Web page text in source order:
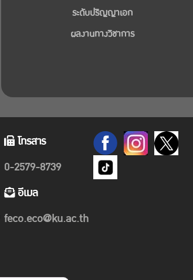
ระดับปริญญาเอก
ผลงานทางวิชาการ
โทรสาร
0-2579-8739
อีเมล
feco.eco@ku.ac.th